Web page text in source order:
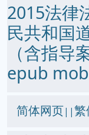
2015法律
民共和国
（含指
epub
简体网页||繁